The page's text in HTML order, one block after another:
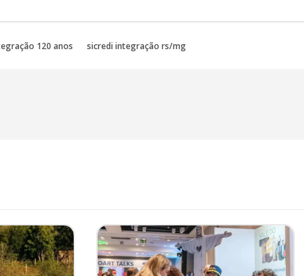
120 anos sicredi integração rs/mg